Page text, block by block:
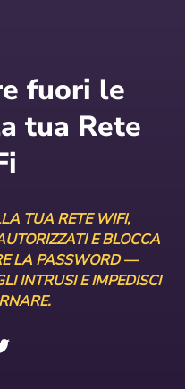
fuori le
tua Rete
TUA RETE WIFI,
E BLOCCA
LA PASSWORD —
INTRUSI E IMPEDISCI